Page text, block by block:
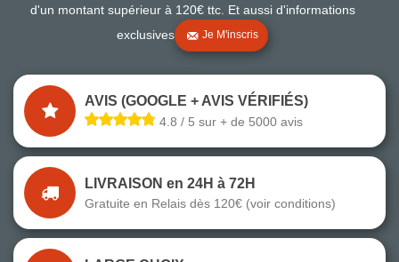
d'un montant supérieur à 120€ ttc. Et aussi d'informations
exclusives
Je M'inscris
AVIS (GOOGLE + AVIS VÉRIFIÉS)
4.8 / 5 sur + de 5000 avis
LIVRAISON en 24H à 72H
Gratuite en Relais dès 120€ (voir conditions)